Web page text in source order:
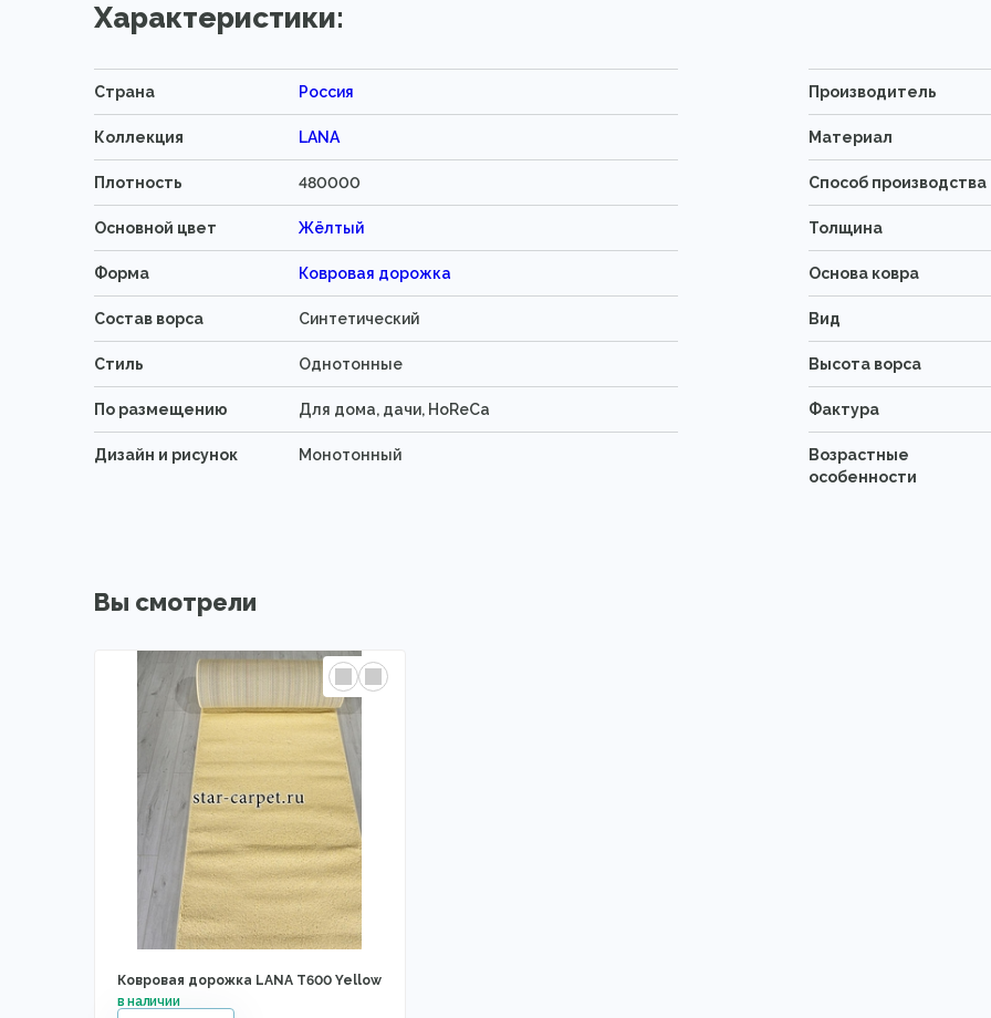
Характеристики:
Страна Россия Производитель
Коллекция LANA Материал
Плотность 480000 Способ производства
Основной цвет Жёлтый Толщина
Форма Ковровая дорожка Основа ковра
Состав ворса Синтетический Вид
Стиль Однотонные Высота ворса
По размещению Для дома, дачи, HoReCa Фактура
Дизайн и рисунок Монотонный
Возрастные
особенности
Вы смотрели
Ковровая дорожка LANA T600 Yellow